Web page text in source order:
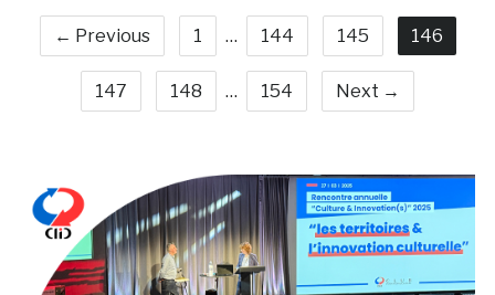
← Previous 1 … 144 145 146
147 148 … 154 Next →